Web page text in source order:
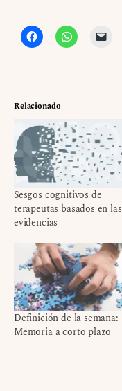
Relacionado
Sesgos cognitivos de
terapeutas basados en las
evidencias
Definición de la semana:
Memoria a corto plazo